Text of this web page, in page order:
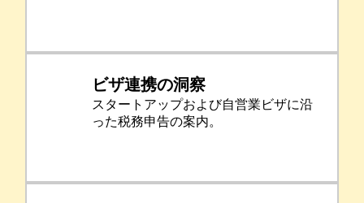
ビザ連携の洞察
スタートアップおよび自営業ビザに沿
った税務申告の案内。